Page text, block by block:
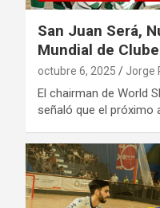
San Juan Será,
Mundial de
octubre 6, 2025 Jorge
El chairman de World
señaló que el próximo